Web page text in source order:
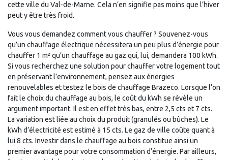
cette ville du Val-de-Marne. Cela n’en signifie pas moins que l’hiver
peut y être très froid.
Vous vous demandez comment vous chauffer ? Souvenez-vous
qu’un chauffage électrique nécessitera un peu plus d’énergie pour
chauffer 1 m² qu’un chauffage au gaz qui, lui, demandera 100 kWh.
Si vous recherchez une solution pour chauffer votre logement tout
en préservant l’environnement, pensez aux énergies
renouvelables et testez le bois de chauffage Brazeco. Lorsque l’on
fait le choix du chauffage au bois, le coût du kWh se révèle un
argument important. Il est en effet très bas, entre 2,5 cts et 7 cts.
La variation est liée au choix du produit (granulés ou bûches). Le
kWh d’électricité est estimé à 15 cts. Le gaz de ville coûte quant à
lui 8 cts. Investir dans le chauffage au bois constitue ainsi un
premier avantage pour votre consommation d’énergie. Par ailleurs,